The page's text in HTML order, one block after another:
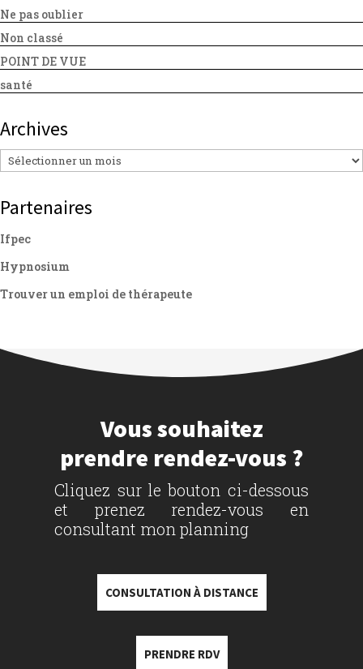
Ne pas oublier
Non classé
POINT DE VUE
santé
Archives
Archives
Partenaires
Ifpec
Hypnosium
Trouver un emploi de thérapeute
Vous souhaitez
prendre rendez-vous ?
Cliquez sur le bouton ci-dessous
et prenez rendez-vous en
consultant mon planning
CONSULTATION À DISTANCE
PRENDRE RDV